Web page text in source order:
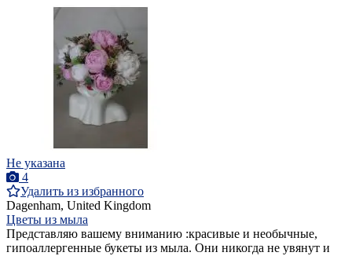
Не указана
4
Удалить из избранного
Dagenham, United Kingdom
Цветы из мыла
Представляю вашему вниманию :красивые и необычные,
гипоаллергенные букеты из мыла. Они никогда не увянут и